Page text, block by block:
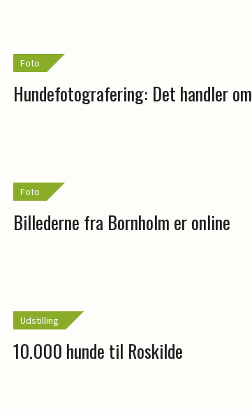
Foto
Hundefotografering: Det handler
Foto
Billederne fra Bornholm er online
Udstilling
10.000 hunde til Roskilde